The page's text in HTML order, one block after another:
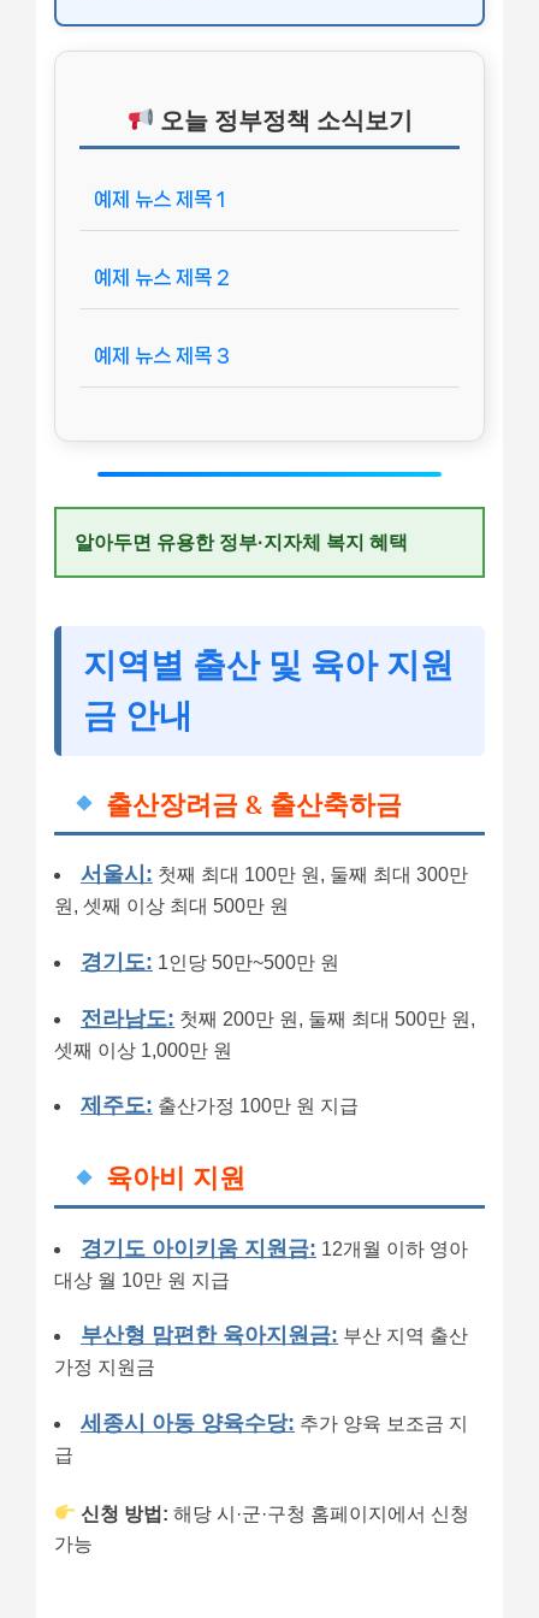
오늘 정부정책 소식보기
예제 뉴스 제목 1
예제 뉴스 제목 2
예제 뉴스 제목 3
알아두면 유용한 정부·지자체 복지 혜택
지역별 출산 및 육아 지원
금 안내
출산장려금 & 출산축하금
서울시: 첫째 최대 100만 원, 둘째 최대 300만
원, 셋째 이상 최대 500만 원
경기도: 1인당 50만~500만 원
전라남도: 첫째 200만 원, 둘째 최대 500만 원,
셋째 이상 1,000만 원
제주도: 출산가정 100만 원 지급
육아비 지원
경기도 아이키움 지원금: 12개월 이하 영아
대상 월 10만 원 지급
부산형 맘편한 육아지원금: 부산 지역 출산
가정 지원금
세종시 아동 양육수당: 추가 양육 보조금 지
급
신청 방법: 해당 시·군·구청 홈페이지에서 신청
가능